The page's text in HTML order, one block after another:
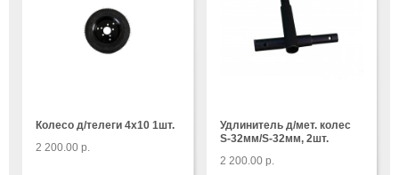
Колесо д/телеги 4х10 1шт.
2 200.00 р.
Удлинитель д/мет. колес
S-32мм/S-32мм, 2шт.
2 200.00 р.